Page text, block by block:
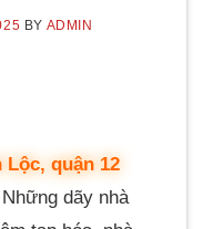
BY ADMIN
quận 12
dãy nhà